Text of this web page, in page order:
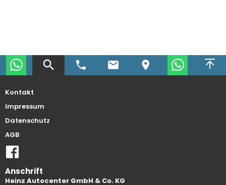
Kontakt
Impressum
Datenschutz
AGB
Anschrift
Heinz Autocenter GmbH & Co. KG